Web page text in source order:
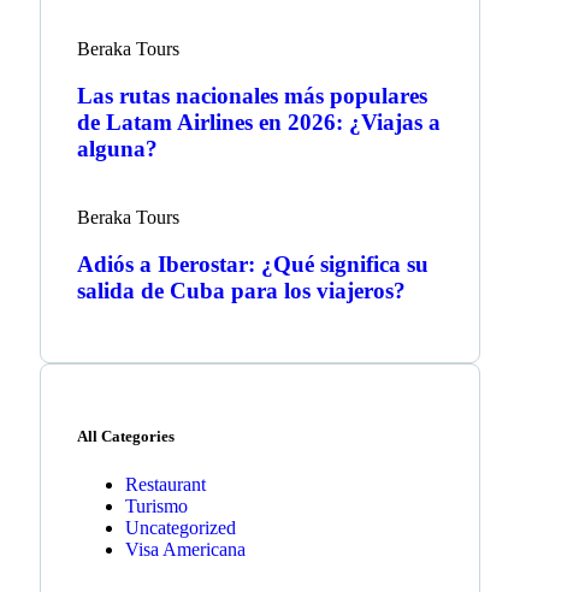
Beraka Tours
Las rutas nacionales más populares
de Latam Airlines en 2026: ¿Viajas a
alguna?
Beraka Tours
Adiós a Iberostar: ¿Qué significa su
salida de Cuba para los viajeros?
All Categories
Restaurant
Turismo
Uncategorized
Visa Americana